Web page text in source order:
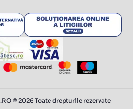
© 2026 Toate drepturile rezervate